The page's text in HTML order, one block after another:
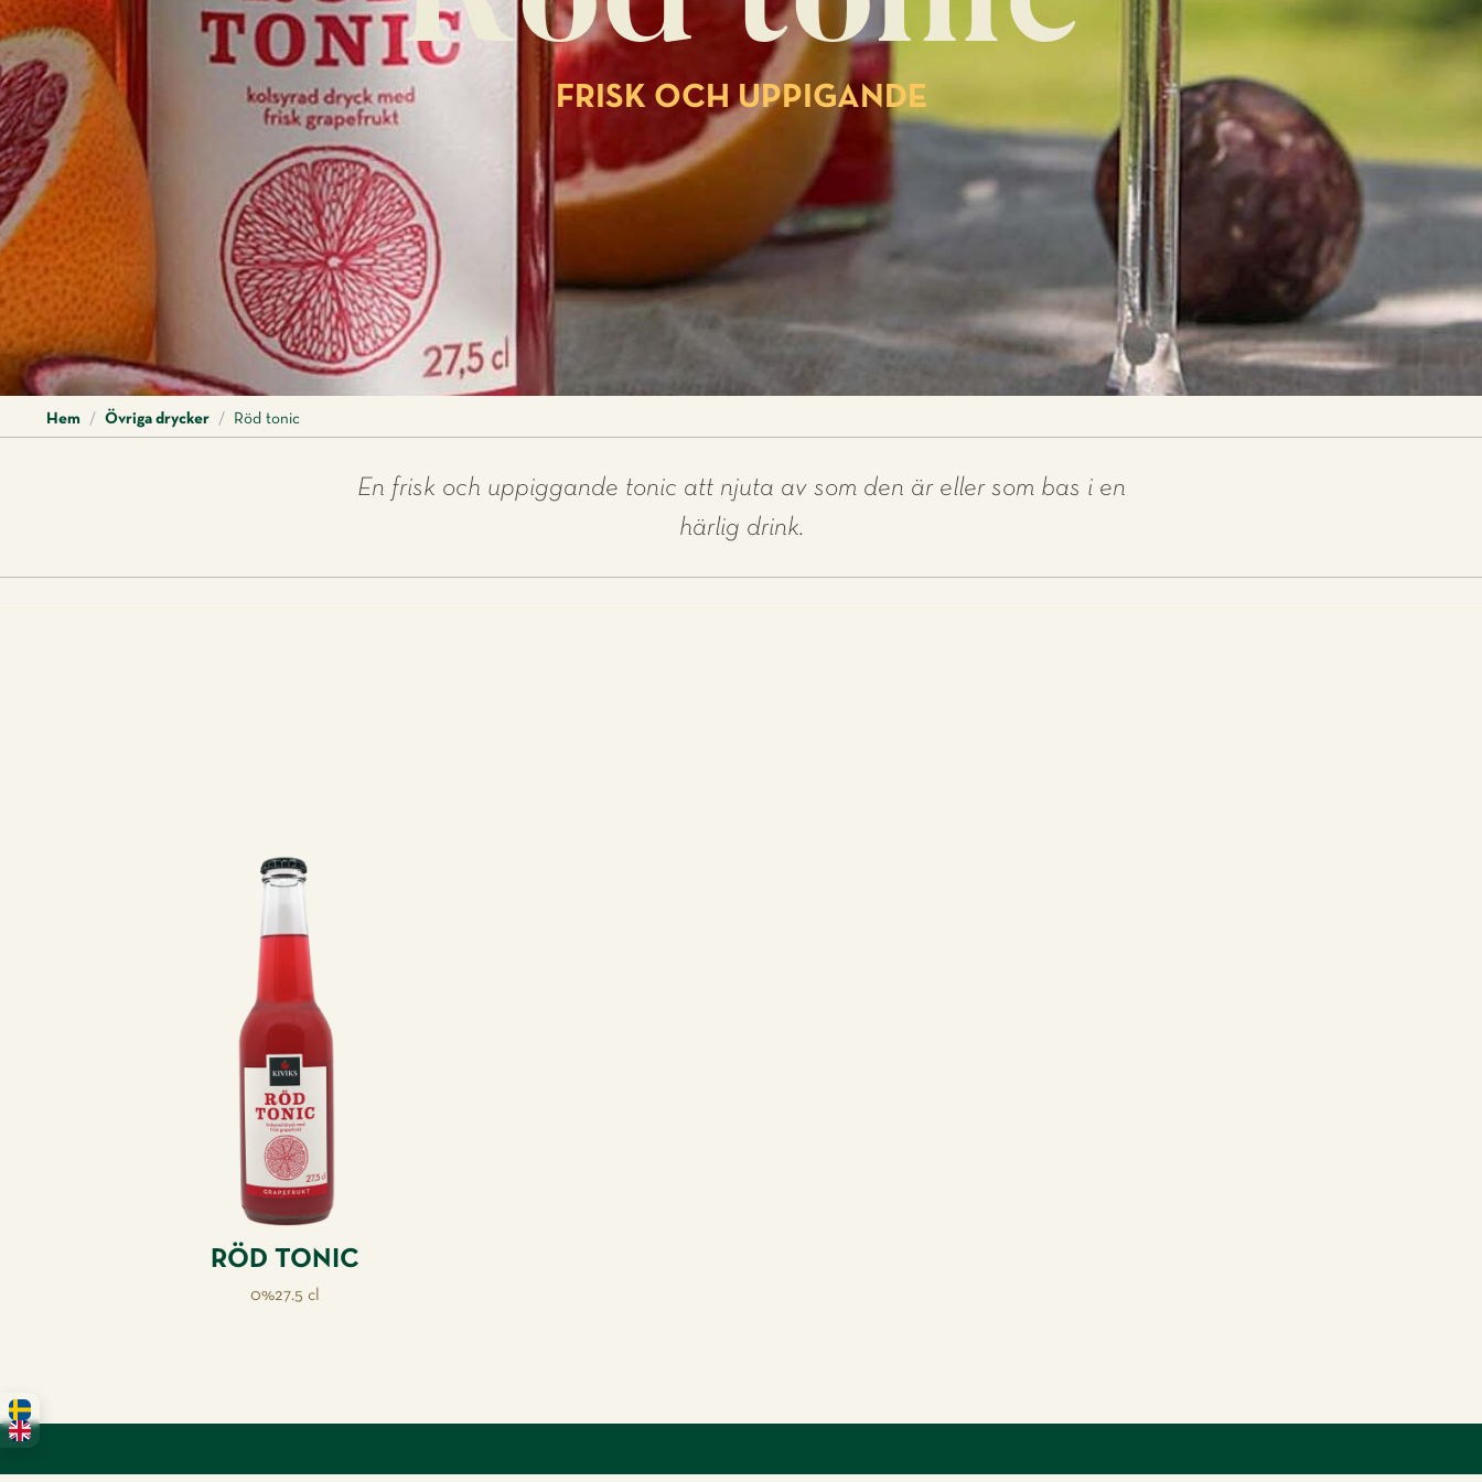
FRISK OCH UPPIGANDE
Hem / Övriga drycker / Röd tonic
En frisk och uppiggande tonic att njuta av som den är eller som bas i en
härlig drink.
RÖD TONIC
0%27.5 cl